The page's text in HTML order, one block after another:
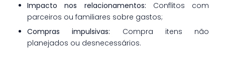
Impacto nos relacionamentos: Conflitos com
parceiros ou familiares sobre gastos;
Compras impulsivas: Compra itens não
planejados ou desnecessários.